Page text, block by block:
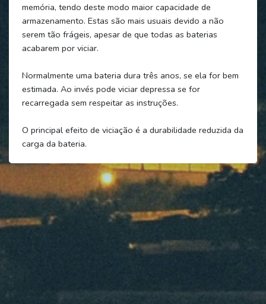
memória, tendo deste modo maior capacidade de
armazenamento. Estas são mais usuais devido a não
serem tão frágeis, apesar de que todas as baterias
acabarem por viciar.
Normalmente uma bateria dura três anos, se ela for bem
estimada. Ao invés pode viciar depressa se for
recarregada sem respeitar as instruções.
O principal efeito de viciação é a durabilidade reduzida da
carga da bateria.